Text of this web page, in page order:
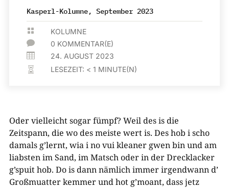
Kasperl-Kolumne, September 2023
 KOLUMNE
 0 KOMMENTAR(E)
 24. AUGUST 2023
 LESEZEIT: < 1 MINUTE(N)
​Oder vielleicht sogar fümpf? Weil des is die
Zeitspann, die wo des meiste wert is. Des hob i scho
damals g’lernt, wia i no vui kleaner gwen bin und am
liabsten im Sand, im Matsch oder in der Drecklacker
g’spuit hob. Do is dann nämlich immer irgendwann d’
Großmuatter kemmer und hot g’moant, dass jetz